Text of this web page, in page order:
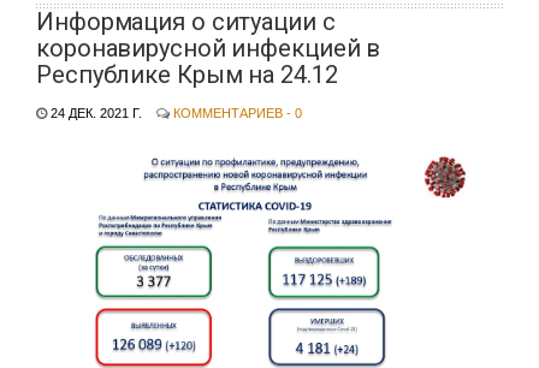
Информация о ситуации с
коронавирусной инфекцией в
Республике Крым на 24.12
24 ДЕК. 2021 Г. КОММЕНТАРИЕВ - 0